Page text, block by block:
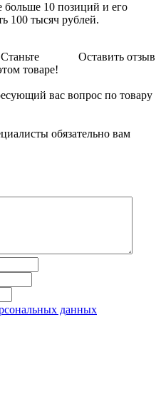
больше 10 позиций и его
100 тысяч рублей.
Оставить отзыв
товаре!
вас вопрос по товару
обязательно вам
данных